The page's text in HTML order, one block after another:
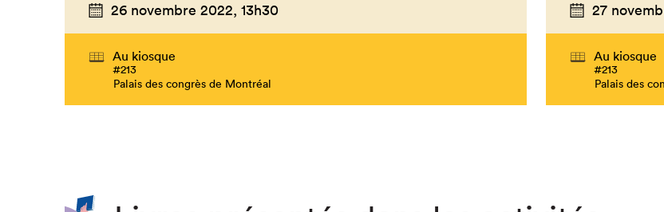
Que cherchez-vous?
26 novembre 2022, 13h30
Au kiosque
#213
Palais des congrès de Montréal
27
Au kiosque
#213
Palais des